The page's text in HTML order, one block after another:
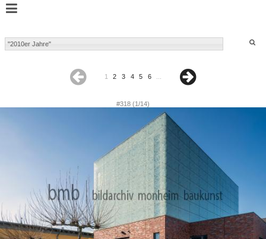
#318 (1/14)
1 2 3 4 5 6